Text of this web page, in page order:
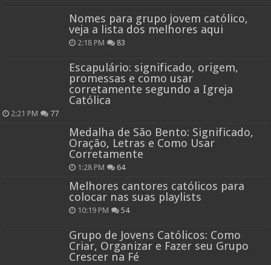
Nomes para grupo jovem católico,
veja a lista dos melhores aqui
2:18 PM 83
Escapulário: significado, origem,
promessas e como usar
corretamente segundo a Igreja
Católica
2:21 PM 77
Medalha de São Bento: Significado,
Oração, Letras e Como Usar
Corretamente
1:28 PM 64
Melhores cantores católicos para
colocar nas suas playlists
10:19 PM 54
Grupo de Jovens Católicos: Como
Criar, Organizar e Fazer seu Grupo
Crescer na Fé